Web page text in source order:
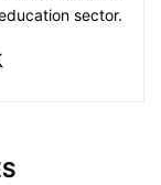
sector.